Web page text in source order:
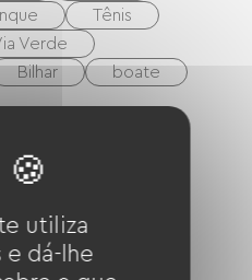
Tênis
Verde
Bilhar
boate
utiliza
e dá-lhe